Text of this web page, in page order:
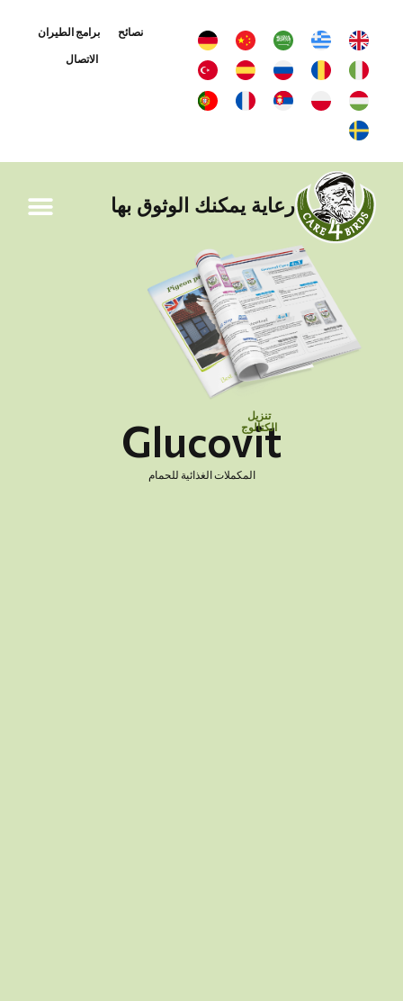
نصائح برامج الطيران
الاتصال
رعاية يمكنك الوثوق بها
تنزيل
الكتالوج
Glucovit
المكملات الغذائية للحمام